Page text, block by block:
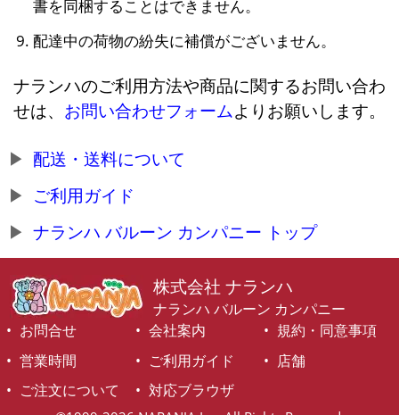
書を同梱することはできません。
配達中の荷物の紛失に補償がございません。
ナランハのご利用方法や商品に関するお問い合わ
せは、 お問い合わせフォームよりお願いします。
配送・送料について
ご利用ガイド
ナランハ バルーン カンパニー トップ
株式会社 ナランハ
ナランハ バルーン カンパニー
お問合せ
会社案内
規約・同意事項
営業時間
ご利用ガイド
店舗
ご注文について
対応ブラウザ